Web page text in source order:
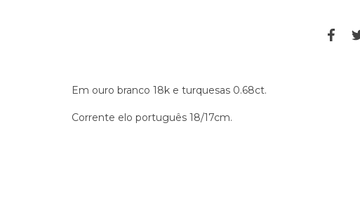
Em ouro branco 18k e turquesas 0.68ct.
Corrente elo português 18/17cm.